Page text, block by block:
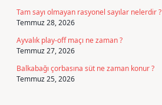
Tam sayı olmayan rasyonel sayılar nelerdir ?
Temmuz 28, 2026
Ayvalık play-off maçı ne zaman ?
Temmuz 27, 2026
Balkabağı çorbasına süt ne zaman konur ?
Temmuz 25, 2026